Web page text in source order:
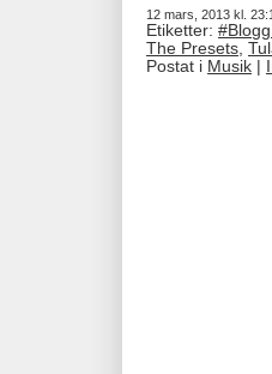
12 mars, 2013 kl.
Etiketter:
The Presets,
Postat i Musik